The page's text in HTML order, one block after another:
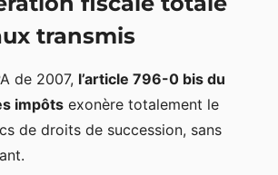
transmis
de 2007, l’article 796-0 bis du
impôts exonère totalement le
de droits de succession, sans